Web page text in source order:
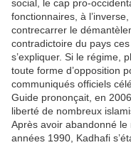
social, le cap pro-
fonctionnaires, à
contrecarrer le
contradictoire du pays
s’expliquer. Si le régime,
toute forme d’opposition
communiqués officiels
Guide prononçait, en
liberté de nombreux
Après avoir abandonné
années 1990, Kadhafi